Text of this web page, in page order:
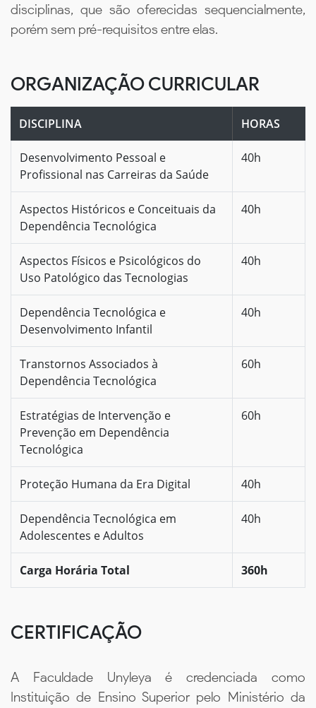
disciplinas, que são oferecidas sequencialmente,
porém sem pré-requisitos entre elas.
ORGANIZAÇÃO CURRICULAR
DISCIPLINA HORAS
Desenvolvimento Pessoal e
Profissional nas Carreiras da Saúde
40h
Aspectos Históricos e Conceituais da
Dependência Tecnológica
40h
Aspectos Físicos e Psicológicos do
Uso Patológico das Tecnologias
40h
Dependência Tecnológica e
Desenvolvimento Infantil
40h
Transtornos Associados à
Dependência Tecnológica
60h
Estratégias de Intervenção e
Prevenção em Dependência
Tecnológica
60h
Proteção Humana da Era Digital 40h
Dependência Tecnológica em
Adolescentes e Adultos
40h
Carga Horária Total 360h
CERTIFICAÇÃO
A Faculdade Unyleya é credenciada como
Instituição de Ensino Superior pelo Ministério da